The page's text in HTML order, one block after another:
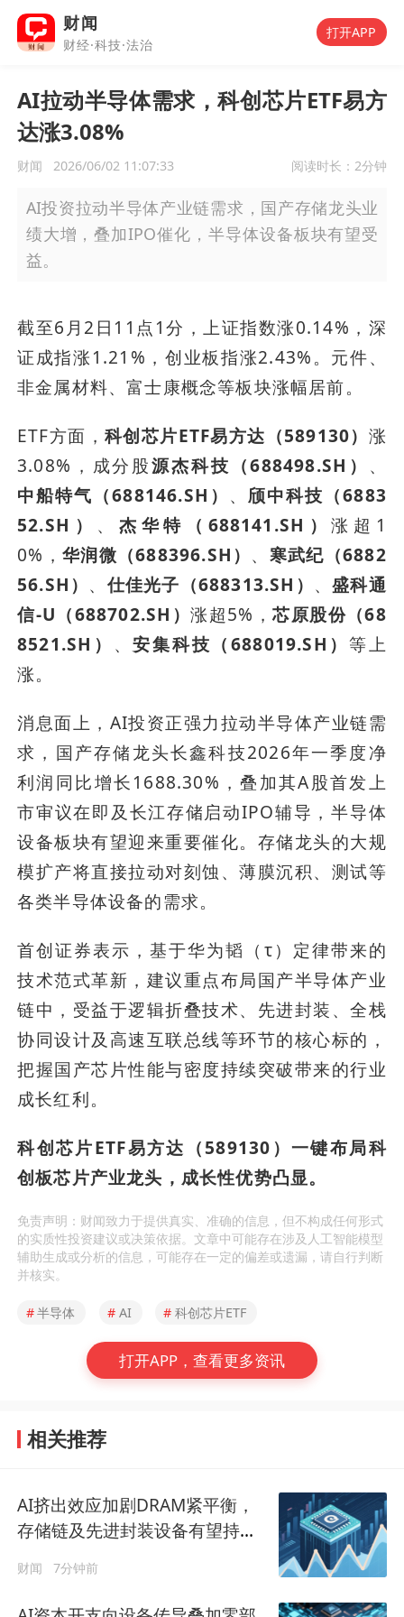
财闻
财经·科技·法治
打开APP
AI拉动半导体需求，科创芯片ETF易方
达涨3.08%
财闻 2026/06/02 11:07:33 阅读时长： 2分钟
AI投资拉动半导体产业链需求，国产存储龙头业
绩大增，叠加IPO催化，半导体设备板块有望受
益。
截至6月2日11点1分，上证指数涨0.14%，深
证成指涨1.21%，创业板指涨2.43%。元件、
非金属材料、富士康概念等板块涨幅居前。
ETF方面，科创芯片ETF易方达（589130） 涨
3.08%，成分股源杰科技（688498.SH） 、
中船特气（688146.SH） 、 颀中科技（6883
52.SH） 、 杰华特（688141.SH）涨超1
0%， 华润微（688396.SH） 、 寒武纪（6882
56.SH） 、 仕佳光子（688313.SH） 、盛科通
信-U（688702.SH）涨超5%，芯原股份（68
8521.SH） 、安集科技（688019.SH） 等上
涨。
消息面上，AI投资正强力拉动半导体产业链需
求，国产存储龙头长鑫科技2026年一季度净
利润同比增长1688.30%，叠加其A股首发上
市审议在即及长江存储启动IPO辅导，半导体
设备板块有望迎来重要催化。存储龙头的大规
模扩产将直接拉动对刻蚀、薄膜沉积、测试等
各类半导体设备的需求。
首创证券表示，基于华为韬（τ）定律带来的
技术范式革新，建议重点布局国产半导体产业
链中，受益于逻辑折叠技术、先进封装、全栈
协同设计及高速互联总线等环节的核心标的，
把握国产芯片性能与密度持续突破带来的行业
成长红利。
科创芯片ETF易方达（589130）一键布局科
创板芯片产业龙头，成长性优势凸显。
免责声明：财闻致力于提供真实、准确的信息，但不构成任何形式
的实质性投资建议或决策依据。文章中可能存在涉及人工智能模型
辅助生成或分析的信息，可能存在一定的偏差或遗漏，请自行判断
并核实。
#半导体 # AI # 科创芯片ETF
打开APP，查看更多资讯
相关推荐
AI挤出效应加剧DRAM紧平衡，
存储链及先进封装设备有望持续
财闻 7分钟前